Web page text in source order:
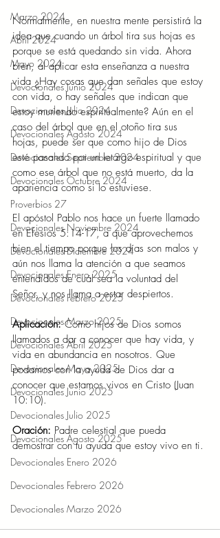
Marzo 2024
Abril 2024
Mayo 2024
Devocionales Junio 2024
Devocionales Julio 2024
Devocionales Agosto 2024
Devocionales Septiembre 2024
Devocionales Octubre 2024
Proverbios 27
Devocionales Noviembre 2024
Devocionales Diciembre 2024
Devocionales Enero 2025
Devocionales Febrero 2025
Devocionales Marzo 2025
Devocionales Abril 2025
Devocionales Mayo 2025
Devocionales Junio 2025
Devocionales Julio 2025
Devocionales Agosto 2025
Devocionales Enero 2026
Devocionales Febrero 2026
Devocionales Marzo 2026
Normalmente, en nuestra mente persistirá la
idea que cuando un árbol tira sus hojas es
porque se está quedando sin vida. Ahora
bien, al aplicar esta enseñanza a nuestra
vida ¿Hay cosas que dan señales que estoy
con vida, o hay señales que indican que
estoy muriendo espiritualmente? Aún en el
caso del árbol que en el otoño tira sus
hojas, puede ser que como hijo de Dios
esté pasando por un letargo espiritual y que
como ese árbol que no está muerto, da la
apariencia como si lo estuviese.
El apóstol Pablo nos hace un fuerte llamado
en Efesios 5:14-17, a que aprovechemos
bien el tiempo porque los días son malos y
aún nos llama la atención a que seamos
entendidos de cuál sea la voluntad del
Señor, y nos llama a estar despiertos.
Aplicación: Como hijos de Dios somos
llamados a dar a conocer que hay vida, y
vida en abundancia en nosotros. Que
podamos con la ayuda de Dios dar a
conocer que estamos vivos en Cristo (Juan
10:10).
Oración: Padre celestial que pueda
demostrar con tu ayuda que estoy vivo en ti.